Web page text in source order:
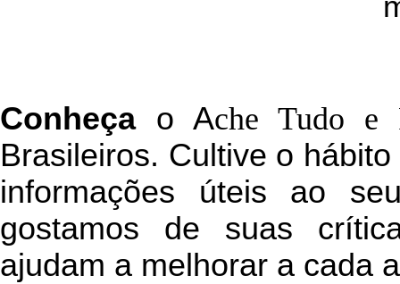
Conheçao Ache Tudo e
Brasileiros. Cultive o
informações úteis ao
gostamos de suas
ajudam a melhorar a cada